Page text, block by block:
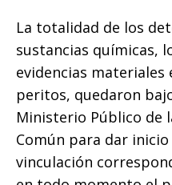
​La totalidad de los
sustancias químicas,
evidencias materiales
peritos, quedaron
Ministerio Público de
Común para dar
vinculación